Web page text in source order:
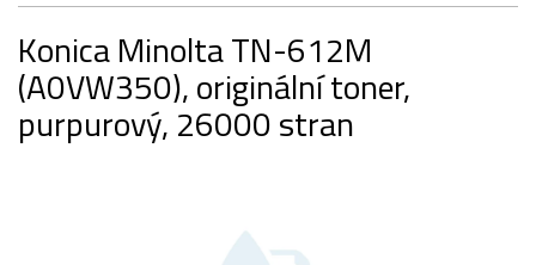
Konica Minolta TN-612M
(A0VW350), originální toner,
purpurový, 26000 stran